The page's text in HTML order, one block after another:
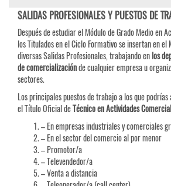
SALIDAS PROFESIONALES Y PUESTOS DE
Después de estudiar el Módulo de Grado Medio en
los Titulados en el Ciclo Formativo se insertan en el
diversas Salidas Profesionales, trabajando enlos
de comercializaciónde cualquier empresa u
sectores.
Los principales puestos de trabajo a los que
el Título Oficial deTécnico en Actividades
– En empresas industriales y comerciales
– En el sector del comercio al por menor
– Promotor/a
– Televendedor/a
– Venta a distancia